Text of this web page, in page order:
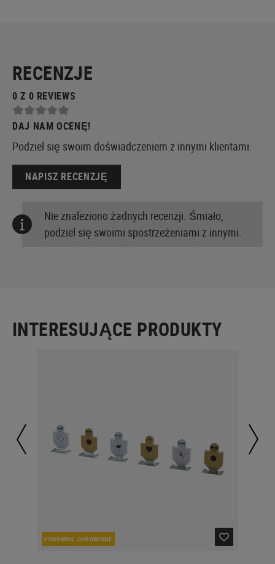
RECENZJE
0 Z 0 REVIEWS
DAJ NAM OCENĘ!
Podziel się swoim doświadczeniem z innymi klientami.
NAPISZ RECENZJĘ
Nie znaleziono żadnych recenzji. Śmiało,
podziel się swoimi spostrzeżeniami z innymi.
INTERESUJĄCE PRODUKTY
PONOWNIE ZAMÓWIONE